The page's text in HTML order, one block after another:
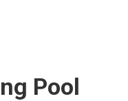
Pool